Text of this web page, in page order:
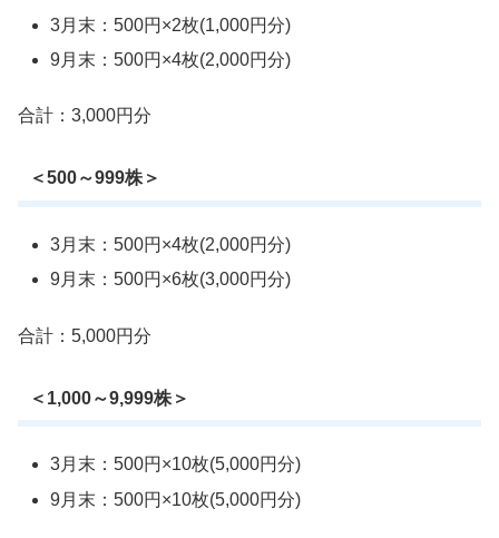
3月末：500円×2枚(1,000円分)
9月末：500円×4枚(2,000円分)
合計：3,000円分
＜500～999株＞
3月末：500円×4枚(2,000円分)
9月末：500円×6枚(3,000円分)
合計：5,000円分
＜1,000～9,999株＞
3月末：500円×10枚(5,000円分)
9月末：500円×10枚(5,000円分)